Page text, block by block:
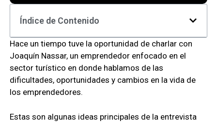
Índice de Contenido
Hace un tiempo tuve la oportunidad de charlar con
Joaquín Nassar, un emprendedor enfocado en el
sector turístico en donde hablamos de las
dificultades, oportunidades y cambios en la vida de
los emprendedores.
Estas son algunas ideas principales de la entrevista